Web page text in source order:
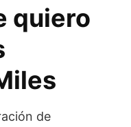
quiero
de